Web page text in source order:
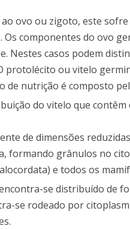
ovo ou zigoto, este
Os componentes do ovo
Nestes casos podem
protolécito ou vitelo
nutrição é composto
do vitelo que contêm
de dimensões
formando grânulos no
e todos os
se distribuído de
se rodeado por